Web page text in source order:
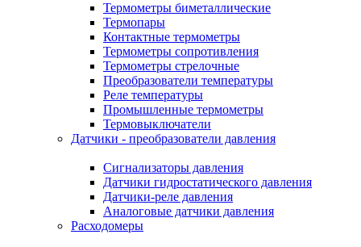
Термометры биметаллические
Термопары
Контактные термометры
Термометры сопротивления
Термометры стрелочные
Преобразователи температуры
Реле температуры
Промышленные термометры
Термовыключатели
Датчики - преобразователи давления
Сигнализаторы давления
Датчики гидростатического давления
Датчики-реле давления
Аналоговые датчики давления
Расходомеры